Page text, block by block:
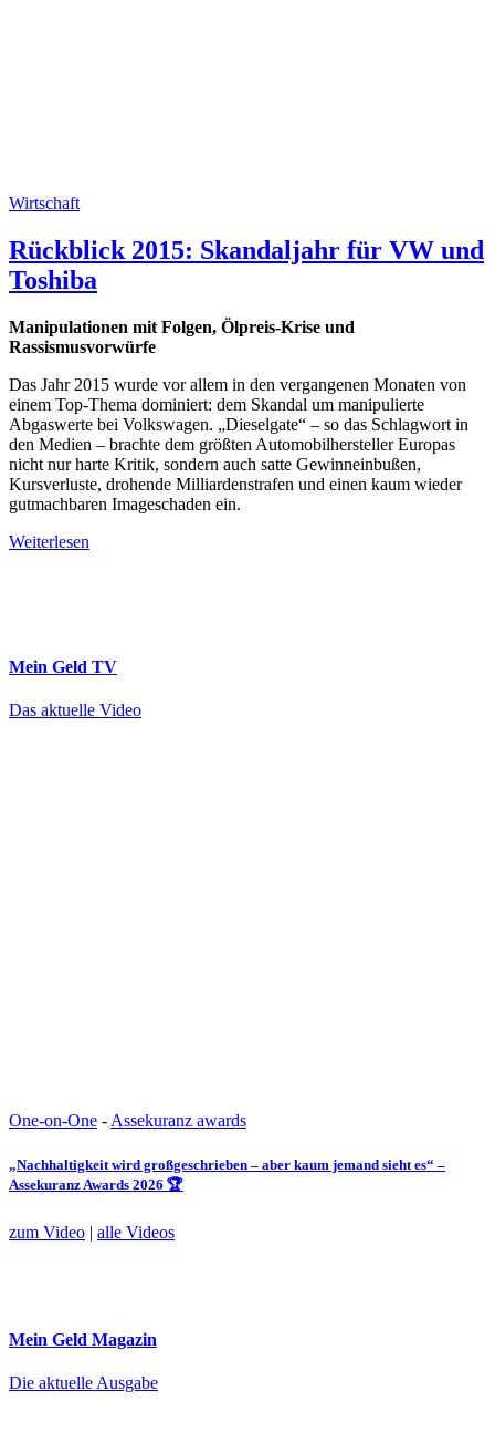
Wirtschaft
Rückblick 2015: Skandaljahr für VW und
Toshiba
Manipulationen mit Folgen, Ölpreis-Krise und
Rassismusvorwürfe
Das Jahr 2015 wurde vor allem in den vergangenen Monaten von
einem Top-Thema dominiert: dem Skandal um manipulierte
Abgaswerte bei Volkswagen. „Dieselgate“ – so das Schlagwort in
den Medien – brachte dem größten Automobilhersteller Europas
nicht nur harte Kritik, sondern auch satte Gewinneinbußen,
Kursverluste, drohende Milliardenstrafen und einen kaum wieder
gutmachbaren Imageschaden ein.
Weiterlesen
Mein Geld TV
Das aktuelle Video
One-on-One - Assekuranz awards
„Nachhaltigkeit wird großgeschrieben – aber kaum jemand sieht es“ –
Assekuranz Awards 2026 🏆
zum Video | alle Videos
Mein Geld Magazin
Die aktuelle Ausgabe